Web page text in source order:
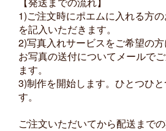
1)ご注文時にポエムに入れる方
を記入いただきます。
2)写真入れサービスをご希望の
お写真の送付についてメールで
ます。
3)制作を開始します。ひとつひ
す。
ご注文いただいてから配送まで